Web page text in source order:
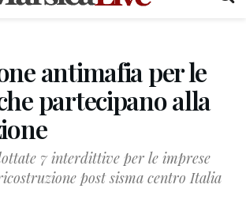
antimafia per le
partecipano alla
7 interdittive per le imprese
post sisma centro Italia